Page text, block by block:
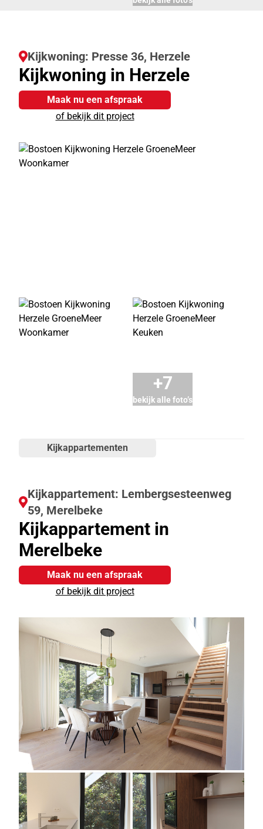
Kijkwoning: Presse 36, Herzele
Kijkwoning in Herzele
Maak nu een afspraak
of bekijk dit project
+7
bekijk alle foto’s
Kijkappartementen
Kijkappartement: Lembergsesteenweg
59, Merelbeke
Kijkappartement in
Merelbeke
Maak nu een afspraak
of bekijk dit project